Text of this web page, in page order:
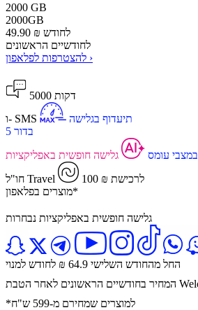
2000 GB
2000GB
49.90 ₪ לחודש
לחודשיים הראשונים
להצטרפות לפלאפון ›
5000 דקות
ו- SMS
תיעדוף בגלישה
בדור 5
במצבי עומס
חו"ל Travel
100 ₪ לרכישת
מוצרים בפלאפון*
גלישה חופשית באפליקציות נבחרות
החל מהחודש השלישי 64.9 ₪ לחודש למנוי
*למוצרים שמחירם מ-599 ש"ח